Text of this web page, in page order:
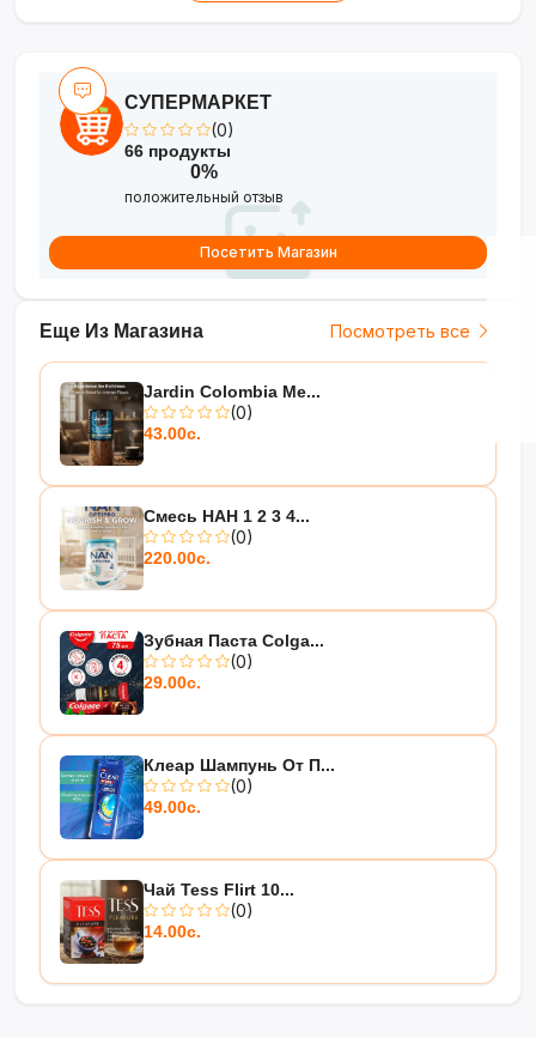
Дезодорант-спрей защитит вас от пота и
неприятного запаха на 48 часов. Эффективно
борется с бактериями, вызывающими
неприятный запах, и не оставляет пятен. Аромат
подарит вам ощущение безопасности и
комфорта в течение дня.
Дезодорант Axe Ice chill, 150 мл
Дезодорант-спрей обеспечивает защиту от
пота и неприятных запахов, дарит коже
ощущение прохлады и чистоты, быстро сохнет,
не оставляет пятен на одежде, действует 48
Еще Из Магазина Посмотреть все
Jardin Colombia Me...
(0)
43.00с.
Смесь НАН 1 2 3 4...
(0)
220.00с.
Зубная Паста Colga...
(0)
29.00с.
Клеар Шампунь От П...
(0)
49.00с.
Чай Tess Flirt 10...
(0)
14.00с.
СУПЕРМАРКЕТ
(0)
66 продукты
0%
положительный отзыв
Посетить Магазин